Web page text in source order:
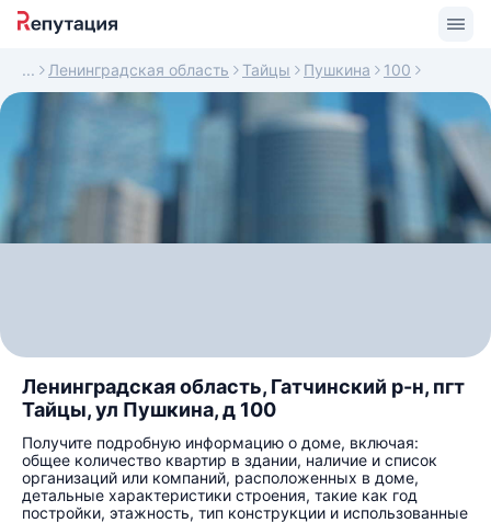
Ленинградская область Тайцы Пушкина 100
Ленинградская область, Гатчинский р-н, пгт
Тайцы, ул Пушкина, д 100
Получите подробную информацию о доме, включая:
общее количество квартир в здании, наличие и список
организаций или компаний, расположенных в доме,
детальные характеристики строения, такие как год
постройки, этажность, тип конструкции и использованные